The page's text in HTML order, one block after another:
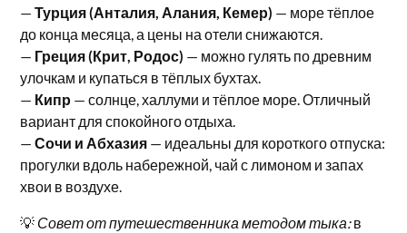
—Турция (Анталия, Алания, Кемер) — море тёплое
до конца месяца, а цены на отели снижаются.
— Греция (Крит, Родос) — можно гулять по древним
улочкам и купаться в тёплых бухтах.
— Кипр — солнце, халлуми и тёплое море. Отличный
вариант для спокойного отдыха.
—Сочи и Абхазия — идеальны для короткого отпуска:
прогулки вдоль набережной, чай с лимоном и запах
хвои в воздухе.
💡 Совет от путешественника методом тыка:в